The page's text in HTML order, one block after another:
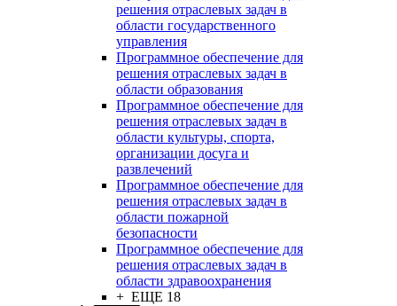
решения отраслевых задач в
области государственного
управления
Программное обеспечение для
решения отраслевых задач в
области образования
Программное обеспечение для
решения отраслевых задач в
области культуры, спорта,
организации досуга и
развлечений
Программное обеспечение для
решения отраслевых задач в
области пожарной
безопасности
Программное обеспечение для
решения отраслевых задач в
области здравоохранения
+ ЕЩЕ 18